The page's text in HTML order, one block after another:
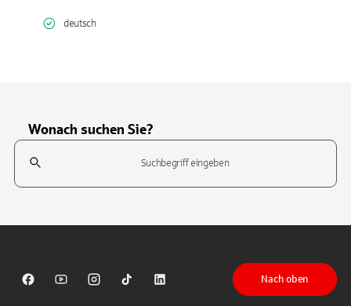
deutsch
Wonach suchen Sie?
Suchfeld
Sparkasse auf Facebook
Sparkasse auf Youtube
Sparkasse auf Instagram
Sparkasse auf TikTok
Sparkasse auf LinkedIn
Nach oben